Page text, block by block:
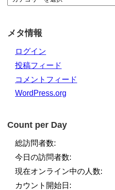
メタ情報
ログイン
投稿フィード
コメントフィード
WordPress.org
Count per Day
総訪問者数:
今日の訪問者数:
現在オンライン中の人数:
カウント開始日: